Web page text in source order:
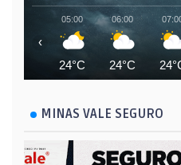
05:00
24°C
06:00
24°C
‹
MINAS VALE SEGURO